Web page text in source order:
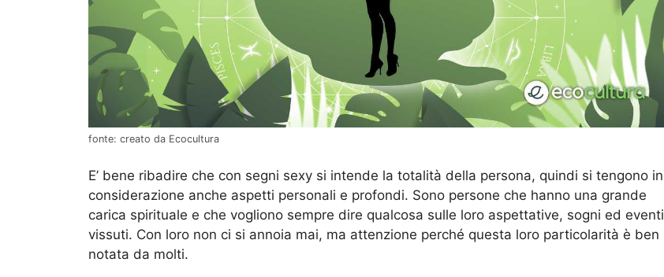
fonte: creato da Ecocultura
E’ bene ribadire che con segni sexy si intende la totalità della persona, quindi si tengono in
considerazione anche aspetti personali e profondi. Sono persone che hanno una grande
carica spirituale e che vogliono sempre dire qualcosa sulle loro aspettative, sogni ed eventi
vissuti. Con loro non ci si annoia mai, ma attenzione perché questa loro particolarità è ben
notata da molti.